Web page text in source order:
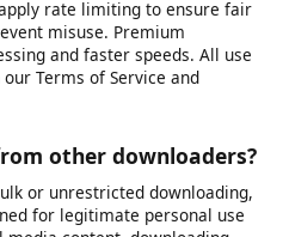
track from a video as an MP3
from videos you have rights
publicly licensed lectures,
published for free use.